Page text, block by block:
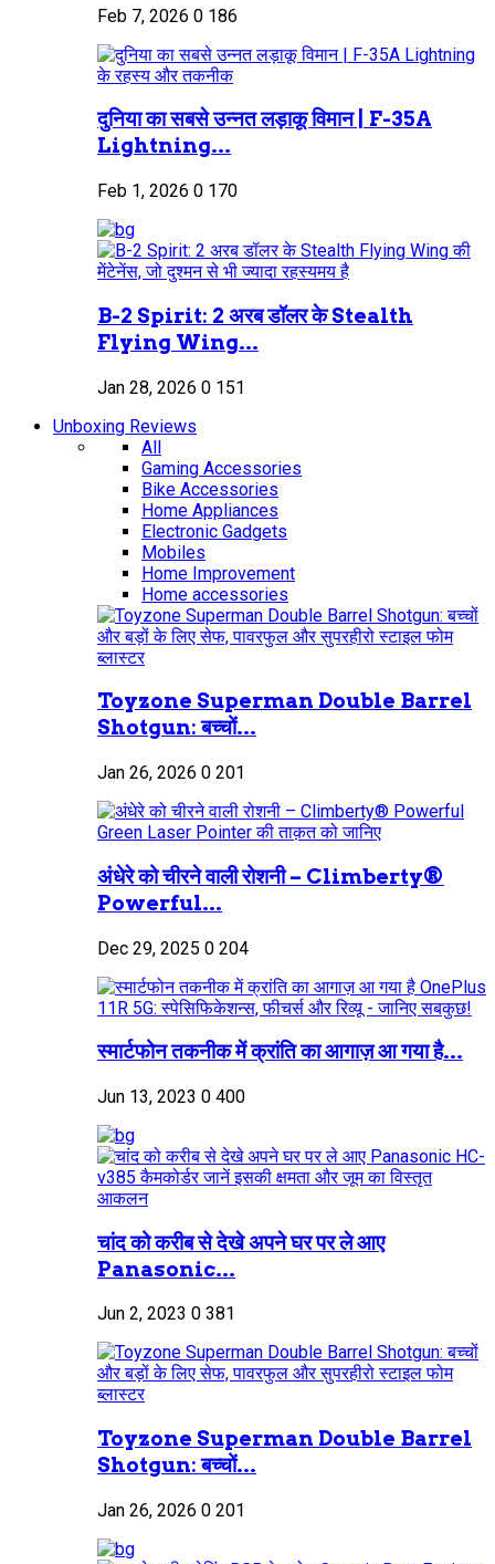
Feb 7, 2026 0 186
दुनिया का सबसे उन्नत लड़ाकू विमान | F-35A
Lightning...
Feb 1, 2026 0 170
B-2 Spirit: 2 अरब डॉलर के Stealth
Flying Wing...
Jan 28, 2026 0 151
Unboxing Reviews
All
Gaming Accessories
Bike Accessories
Home Appliances
Electronic Gadgets
Mobiles
Home Improvement
Home accessories
Toyzone Superman Double Barrel
Shotgun: बच्चों...
Jan 26, 2026 0 201
अंधेरे को चीरने वाली रोशनी – Climberty®
Powerful...
Dec 29, 2025 0 204
स्मार्टफोन तकनीक में क्रांति का आगाज़ आ गया है...
Jun 13, 2023 0 400
चांद को करीब से देखे अपने घर पर ले आए
Panasonic...
Jun 2, 2023 0 381
Toyzone Superman Double Barrel
Shotgun: बच्चों...
Jan 26, 2026 0 201